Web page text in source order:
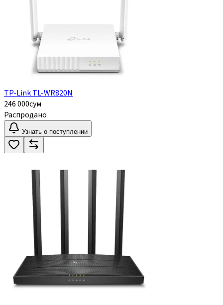
TP-Link TL-WR820N
246 000сум
Распродано
Узнать о поступлении